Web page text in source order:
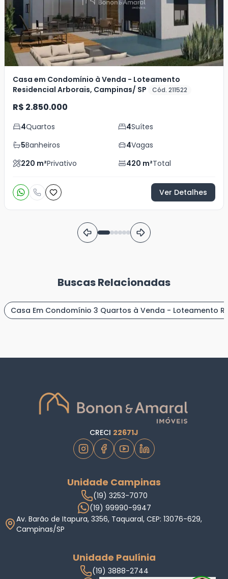
Casa em Condomínio à Venda - Loteamento
Residencial Arborais, Campinas/ SP
Cód. 211522
R$ 2.850.000
4Quartos 4Suítes
5Banheiros 4Vagas
220 m²Privativo 420 m²Total
Ver Detalhes
Buscas Relacionadas
Casa Em Condomínio 3 Quartos à Venda - Loteamento
CRECI 22671J
Unidade Campinas
(19) 3253-7070
(19) 99990-9947
Av. Barão de Itapura, 3356, Taquaral, CEP: 13076-629,
Campinas/SP
Unidade Paulínia
(19) 3888-2744